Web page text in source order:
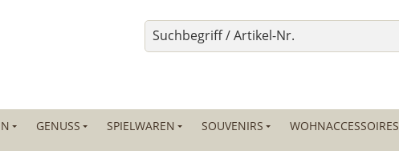
GENUSS SPIELWAREN SOUVENIRS WOHNACCESSOIRES